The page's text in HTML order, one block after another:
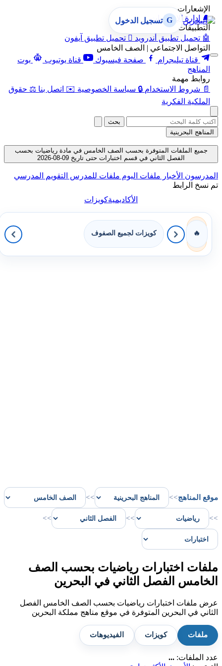
الإشعارات
🔔 إدارة الإشعارات
التطبيقات
🤖 تحميل تطبيق أندرويد  تحميل تطبيق آيفون
التواصل الاجتماعي | الصف الخامس
قناة تيليجرام
صفحة فيسبوك قناة يوتيوب
بوت
المناهج
روابط مهمة
📄 شروط الاستخدام 🔒 سياسة الخصوصية ✉️ اتصل بنا ⚖️ حقوق
الملكية الفكرية
G تسجيل الدخول
بحث
المناهج البحرينية
جميع الملفات المتوفرة بحسب الصف الخامس في مادة رياضيات بحسب
الفصل الثاني في قسم اختبارات حتى تاريخ 09-08-2026
المدرسون الأخبار ملفات اليوم ملفات للمدرس التقويم المدرسي
تم نسخ الرابط
الأكاديميةكويزات
🔥 كويزات لجميع الصفوف
موقع المناهج>>
>>
>>
>>
>>
ملفات اختبارات رياضيات بحسب الصف
الخامس الفصل الثاني في البحرين
عرض ملفات اختبارات رياضيات بحسب الصف الخامس الفصل
الثاني في البحرين المتوفرة في موقع مناهج مملكة البحرين
ملفات كويزات الفيديوهات
عدد الملفات: ...